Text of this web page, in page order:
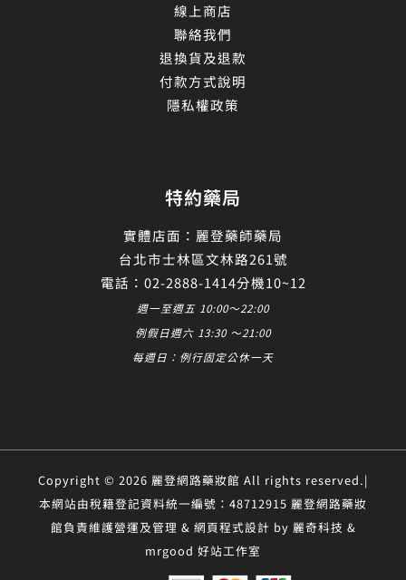
線上商店
聯絡我們
退換貨及退款
付款方式說明
隱私權政策
特約藥局
實體店面：麗登藥師藥局
台北市士林區文林路261號
電話：02-2888-1414分機10~12
週一至週五 10:00～22:00
例假日週六 13:30 ～21:00
每週日：例行固定公休一天
Copyright © 2026 麗登網路藥妝館 All rights reserved.|
本網站由稅籍登記資料統一編號：48712915 麗登網路藥妝
館負責維護營運及管理 & 網頁程式設計 by 麗奇科技 &
mrgood 好站工作室